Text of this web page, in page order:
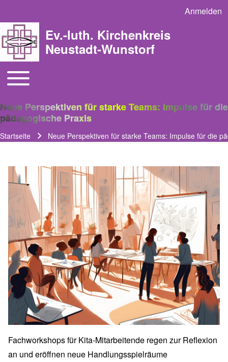
User
Anmelden
Ev.-luth. Kirchenkreis
Neustadt-Wunstorf
Main navigation
Toggle main menu
Neue Perspektiven für starke Teams: Impulse für die
pädagogische Praxis
Pfadnavigation
Startseite Neue Perspektiven für starke Teams: Impulse für die
Fachworkshops für Kita-Mitarbeitende regen zur Reflexion
an und eröffnen neue Handlungsspielräume